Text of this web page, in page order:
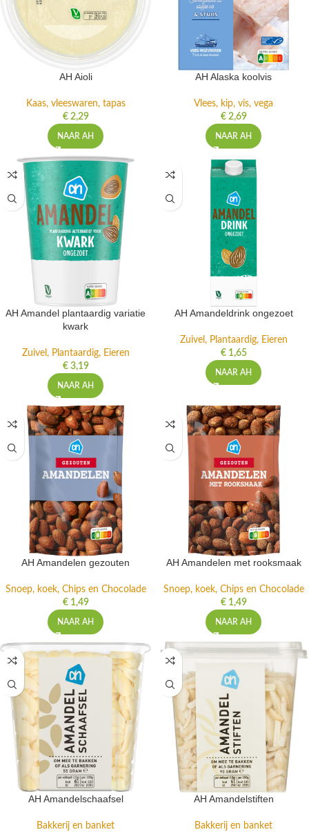
AH Aioli
Kaas, vleeswaren, tapas
€2,29
NAAR AH
AH Alaska koolvis
Vlees, kip, vis, vega
€2,69
NAAR AH
AH Amandel plantaardig variatie
kwark
Zuivel, Plantaardig, Eieren
€3,19
NAAR AH
AH Amandeldrink ongezoet
Zuivel, Plantaardig, Eieren
€1,65
NAAR AH
AH Amandelen gezouten
Snoep, koek, Chips en Chocolade
€1,49
NAAR AH
AH Amandelen met rooksmaak
Snoep, koek, Chips en Chocolade
€1,49
NAAR AH
AH Amandelschaafsel
Bakkerij en banket
AH Amandelstiften
Bakkerij en banket